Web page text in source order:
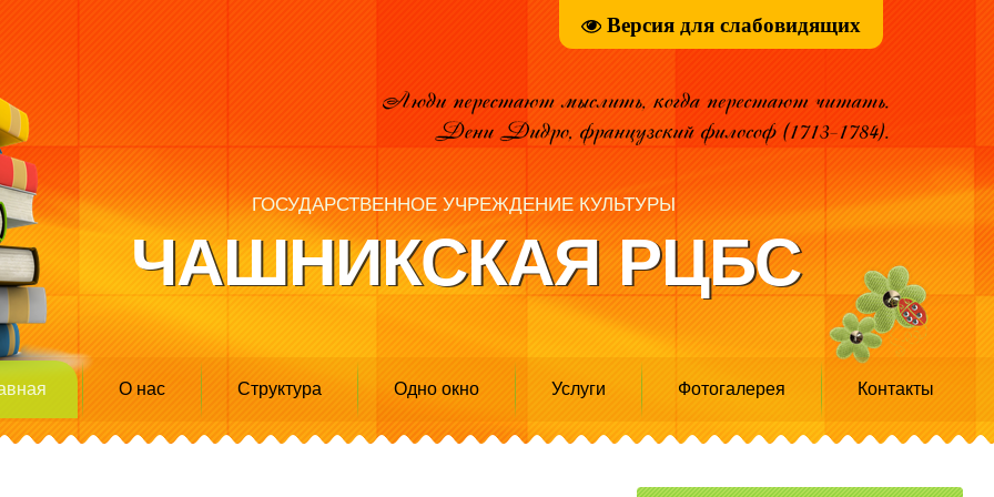
Версия для слабовидящих
ЧАШНИКСКАЯ РЦБС
ГОСУДАРСТВЕННОЕ УЧРЕЖДЕНИЕ КУЛЬТУРЫ
О нас Структура Одно окно Услуги Фотогалерея Контакты